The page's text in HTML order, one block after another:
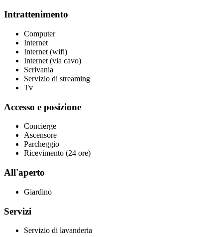
Intrattenimento
Computer
Internet
Internet (wifi)
Internet (via cavo)
Scrivania
Servizio di streaming
Tv
Accesso e posizione
Concierge
Ascensore
Parcheggio
Ricevimento (24 ore)
All'aperto
Giardino
Servizi
Servizio di lavanderia